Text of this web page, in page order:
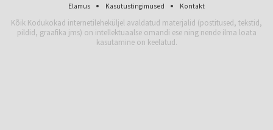
Elamus Kasutustingimused Kontakt
Kõik Kodukokad internetileheküljel avaldatud materjalid (postitused, tekstid,
pildid, graafika jms) on intellektuaalse omandi ese ning nende ilma loata
kasutamine on keelatud.